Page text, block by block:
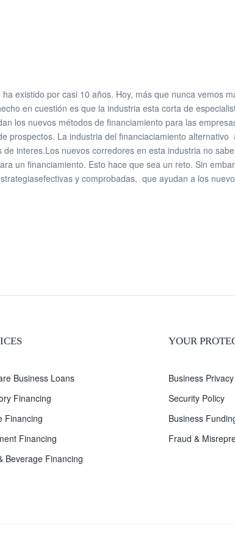
existido por casi 10 años. Hoy, más que nunca vemos
en cuestión es que la industria esta corta de
los nuevos métodos de financiamiento para las
prospectos. La industria del financiaciamiento
interes.Los nuevos corredores en esta industria no
un financiamiento. Esto hace que sea un reto. Sin
y comprobadas, que ayudan a los
Business Loans
Financing
Financing
Financing
Beverage Financing
YOUR
Business
Security Policy
Business
Fraud &